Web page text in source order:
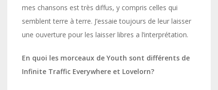
mes chansons est très diffus, y compris celles qui
semblent terre à terre. J’essaie toujours de leur laisser
une ouverture pour les laisser libres a l’interprétation.
En quoi les morceaux de Youth sont différents de
Infinite Traffic Everywhere et Lovelorn?